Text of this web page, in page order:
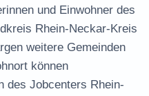
und Einwohner des
Rhein-Neckar-Kreis
weitere Gemeinden
können
des Jobcenters Rhein-